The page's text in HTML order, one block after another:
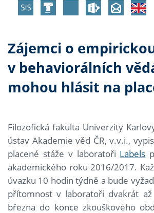
Zájemci o
v behaviorálních
mohou hlásit na
Filozofická fakulta Univerzity
ústav Akademie věd ČR, v.v.i.,
placené stáže v laboratoři Labels
akademického roku 2016/2017.
úvazku 10 hodin týdně a bude
přítomnost v laboratoři dvakrát
března do konce zkouškového